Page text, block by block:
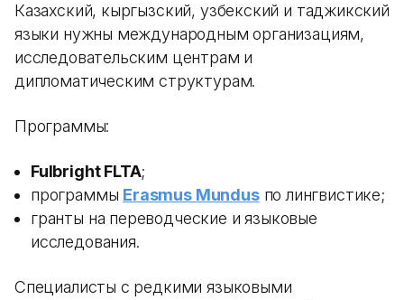
Казахский, кыргызский, узбекский и таджикский
языки нужны международным организациям,
исследовательским центрам и
дипломатическим структурам.
Программы:
Fulbright FLTA;
программы Erasmus Mundusпо лингвистике;
гранты на переводческие и языковые
исследования.
Специалисты с редкими языковыми